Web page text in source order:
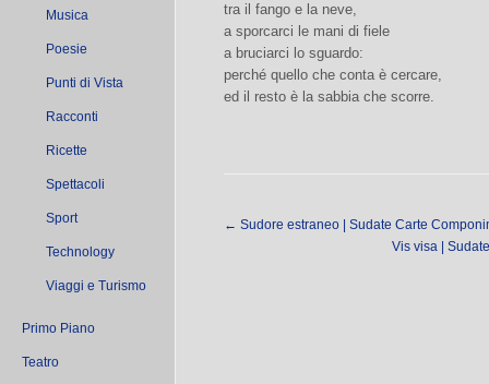
Musica
Poesie
Punti di Vista
Racconti
Ricette
Spettacoli
Sport
Technology
Viaggi e Turismo
Primo Piano
Teatro
tra il fango e la neve,
a sporcarci le mani di fiele
a bruciarci lo sguardo:
perché quello che conta è cercare,
ed il resto è la sabbia che scorre.
← Sudore estraneo | Sudate Carte
Vis visa |